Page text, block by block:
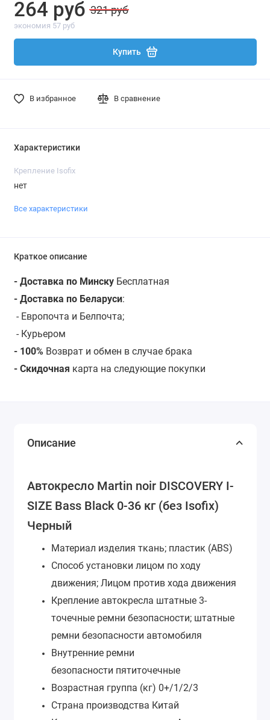
264 руб 321 руб
экономия 57 руб
Купить
В избранное В сравнение
Характеристики
Крепление Isofix
нет
Все характеристики
Краткое описание
- Доставка по МинскуБесплатная
- Доставка по Беларуси:
- Европочта и Белпочта;
- Курьером
- 100% Возврат и обмен в случае брака
- Скидочная карта на следующие покупки
Описание
Автокресло Martin noir DISCOVERY I-
SIZE Bass Black 0-36 кг (без Isofix)
Черный
Материал изделия ткань; пластик (ABS)
Способ установки лицом по ходу
движения; Лицом против хода движения
Крепление автокресла штатные 3-
точечные ремни безопасности; штатные
ремни безопасности автомобиля
Внутренние ремни
безопасности пятиточечные
Возрастная группа (кг) 0+/1/2/3
Страна производства Китай